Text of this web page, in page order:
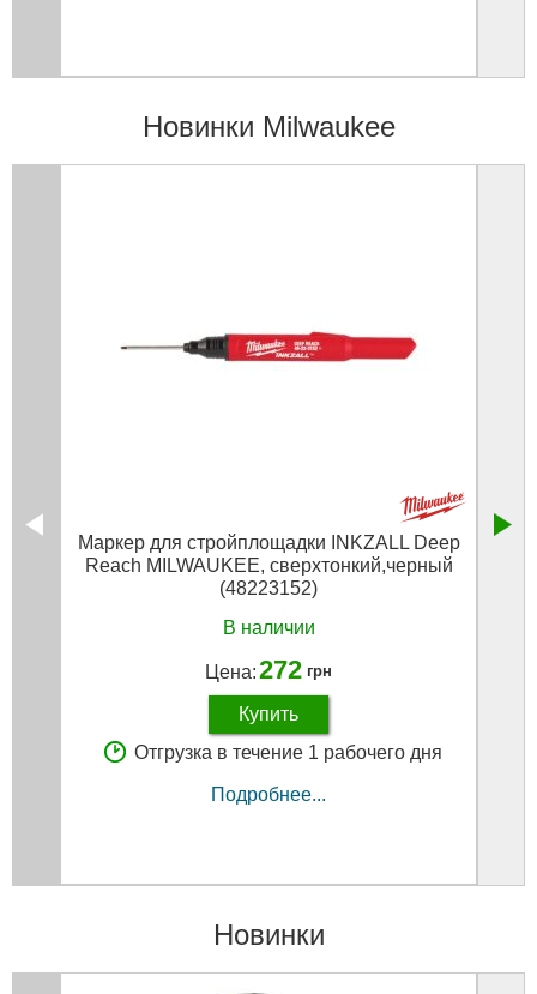
Новинки Milwaukee
Маркер для стройплощадки INKZALL Deep
Reach MILWAUKEE, сверхтонкий,черный
(48223152)
В наличии
Цена:272 грн
Купить
Отгрузка в течение 1 рабочего дня
Подробнее...
Новинки